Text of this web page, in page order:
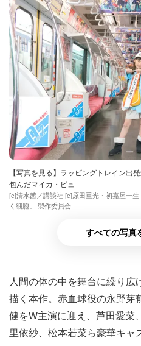
【写真を見る】ラッピングトレイン出
包んだマイカ・ピュ
[c]清水茜／講談社 [c]原田重光・初嘉屋一
く細胞」 製作委員会
すべての写真
人間の体の中を舞台に繰り広
描く本作。赤血球役の永野芽
健をW主演に迎え、芦田愛菜
里依紗、松本若菜ら豪華キャ